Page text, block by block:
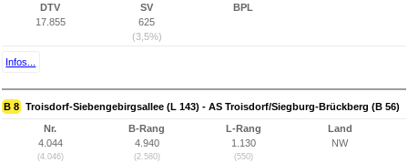
DTV
17.855
SV
625
(3,5%)
BPL
Infos...
B 8 Troisdorf-Siebengebirgsallee (L 143) - AS Troisdorf/Siegburg-Brückberg (B 56)
Nr.
4.044
(4.046)
B-Rang
4.940
(2.580)
L-Rang
1.130
(550)
Land
NW